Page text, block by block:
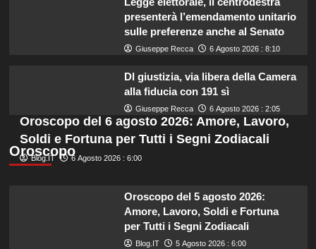
presenterà l’emendamento unitario
sulle preferenze anche al Senato
Giuseppe Recca 6 Agosto 2026 : 8:10
Dl giustizia, via libera della Camera
alla fiducia con 191 sì
Giuseppe Recca 6 Agosto 2026 : 2:05
Oroscopo
Oroscopo del 6 agosto 2026: Amore, Lavoro,
Soldi e Fortuna per Tutti i Segni Zodiacali
Blog.IT 6 Agosto 2026 : 6:00
Oroscopo del 5 agosto 2026:
Amore, Lavoro, Soldi e Fortuna
per Tutti i Segni Zodiacali
Blog.IT 5 Agosto 2026 : 6:00